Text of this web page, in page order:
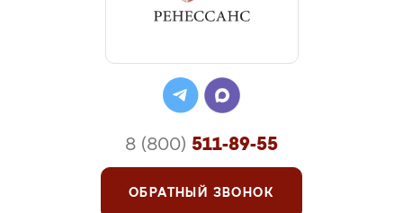
8 (800) 511-89-55
ОБРАТНЫЙ ЗВОНОК